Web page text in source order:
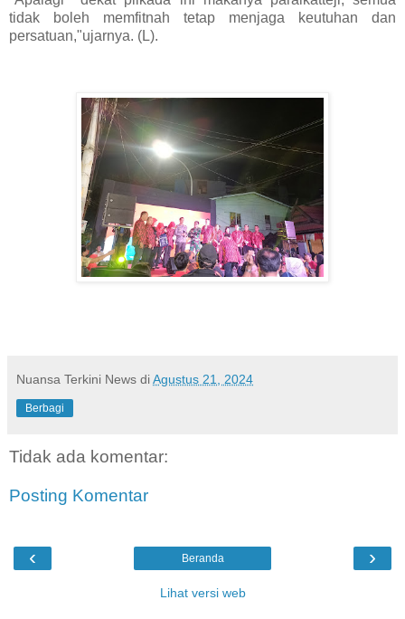
tidak boleh memfitnah tetap menjaga keutuhan dan
persatuan,"ujarnya. (L).
Nuansa Terkini News diAgustus 21, 2024
Berbagi
Tidak ada komentar:
Posting Komentar
‹ ›
Beranda
Lihat versi web